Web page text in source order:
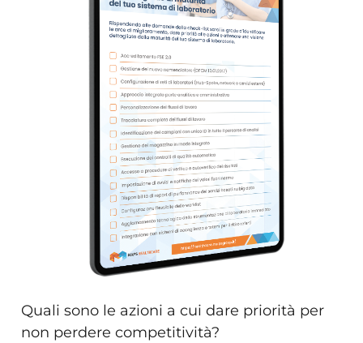
Quali sono le azioni a cui dare priorità per
non perdere competitività?